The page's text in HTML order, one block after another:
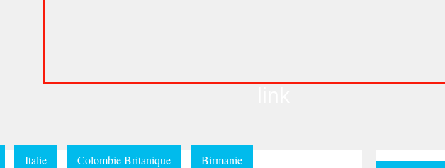
Italie Colombie Britanique Birmanie